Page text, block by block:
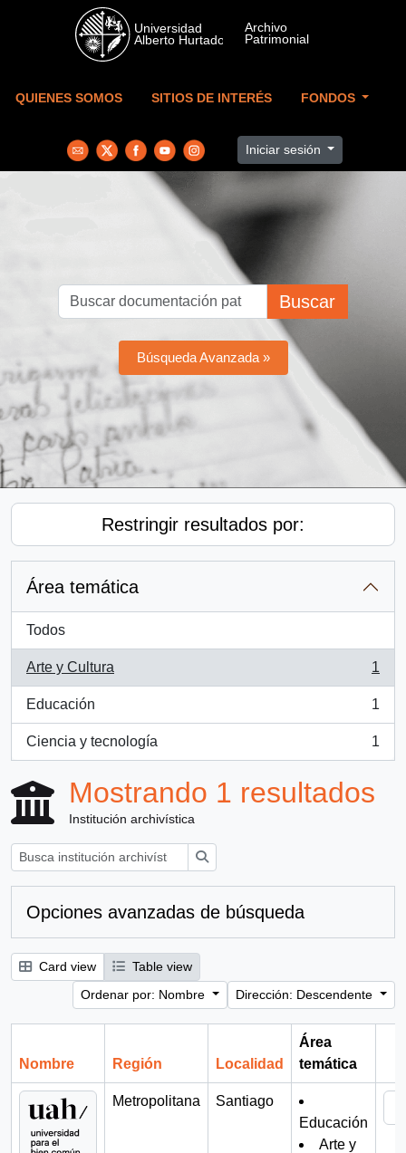
Skip to main content
QUIENES SOMOS SITIOS DE INTERÉS FONDOS
Iniciar sesión
Buscar
Búsqueda Avanzada »
Restringir resultados por:
Área temática
Todos
Arte y Cultura
, 1 resultados
1
Educación
, 1 resultados
1
Ciencia y tecnología
, 1 resultados
1
Mostrando 1 resultados
Institución archivística
Opciones avanzadas de búsqueda
Card view
Table view
Ordenar por: Nombre
Dirección: Descendente
Nombre Región Localidad
Área
temática
Metropolitana
Santiago
Educación
Arte y